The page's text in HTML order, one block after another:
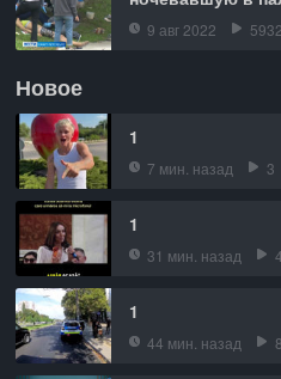
9 авг 2022
Новое
1
7 мин. назад 3
1
31 мин. назад
1
44 мин. назад